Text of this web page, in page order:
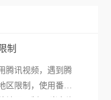
制
腾讯视频，遇到腾
区限制，使用番茄